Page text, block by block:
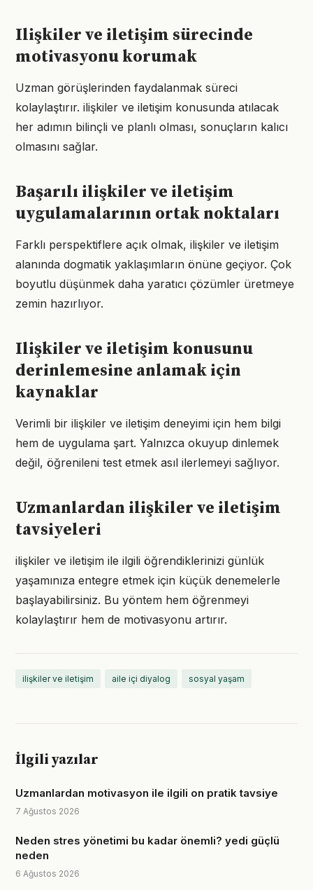
Ilişkiler ve iletişim sürecinde
motivasyonu korumak
Uzman görüşlerinden faydalanmak süreci
kolaylaştırır. ilişkiler ve iletişim konusunda atılacak
her adımın bilinçli ve planlı olması, sonuçların kalıcı
olmasını sağlar.
Başarılı ilişkiler ve iletişim
uygulamalarının ortak noktaları
Farklı perspektiflere açık olmak, ilişkiler ve iletişim
alanında dogmatik yaklaşımların önüne geçiyor. Çok
boyutlu düşünmek daha yaratıcı çözümler üretmeye
zemin hazırlıyor.
Ilişkiler ve iletişim konusunu
derinlemesine anlamak için
kaynaklar
Verimli bir ilişkiler ve iletişim deneyimi için hem bilgi
hem de uygulama şart. Yalnızca okuyup dinlemek
değil, öğrenileni test etmek asıl ilerlemeyi sağlıyor.
Uzmanlardan ilişkiler ve iletişim
tavsiyeleri
ilişkiler ve iletişim ile ilgili öğrendiklerinizi günlük
yaşamınıza entegre etmek için küçük denemelerle
başlayabilirsiniz. Bu yöntem hem öğrenmeyi
kolaylaştırır hem de motivasyonu artırır.
ilişkiler ve iletişim aile içi diyalog sosyal yaşam
İlgili yazılar
Uzmanlardan motivasyon ile ilgili on pratik tavsiye
7 Ağustos 2026
Neden stres yönetimi bu kadar önemli? yedi güçlü
neden
6 Ağustos 2026